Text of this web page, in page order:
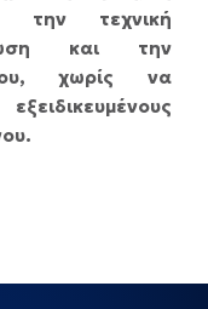
την τεχνική
και την
χωρίς να